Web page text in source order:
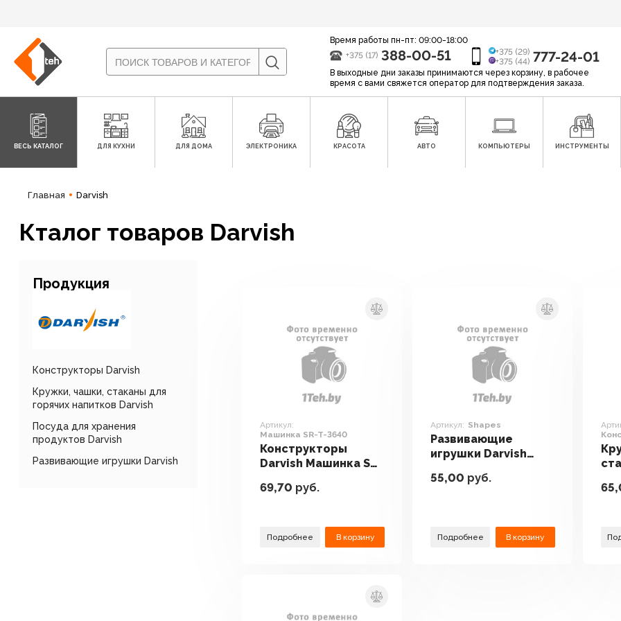
Время работы пн-пт: 09:00-18:00
+375 (17) 388-00-51
+375 (29)
+375 (44) 777-24-01
В выходные дни заказы принимаются через корзину, в рабочее
время с вами свяжется оператор для подтверждения заказа.
ВЕСЬ КАТАЛОГ ДЛЯ КУХНИ ДЛЯ ДОМА ЭЛЕКТРОНИКА КРАСОТА АВТО КОМПЬЮТЕРЫ ИНСТРУМЕНТЫ
Главная Darvish
Кталог товаров Darvish
Продукция
Конструкторы Darvish
Кружки, чашки, стаканы для
горячих напитков Darvish
Посуда для хранения
продуктов Darvish
Развивающие игрушки Darvish
Артикул:
Машинка SR-T-3640
Конструкторы
Darvish Машинка SR-
69,70 руб.
Подробнее В корзину
Артикул: Shapes
Развивающие
игрушки Darvish
55,00 руб.
Подробнее В корзину